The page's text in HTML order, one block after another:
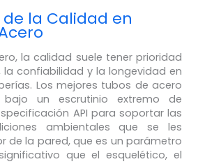
la Calidad en
la calidad suele tener prioridad
la confiabilidad y la longevidad en
Los mejores tubos de acero
bajo un escrutinio extremo de
API para soportar las
ambientales que se les
de la pared, que es un parámetro
que el esquelético, el